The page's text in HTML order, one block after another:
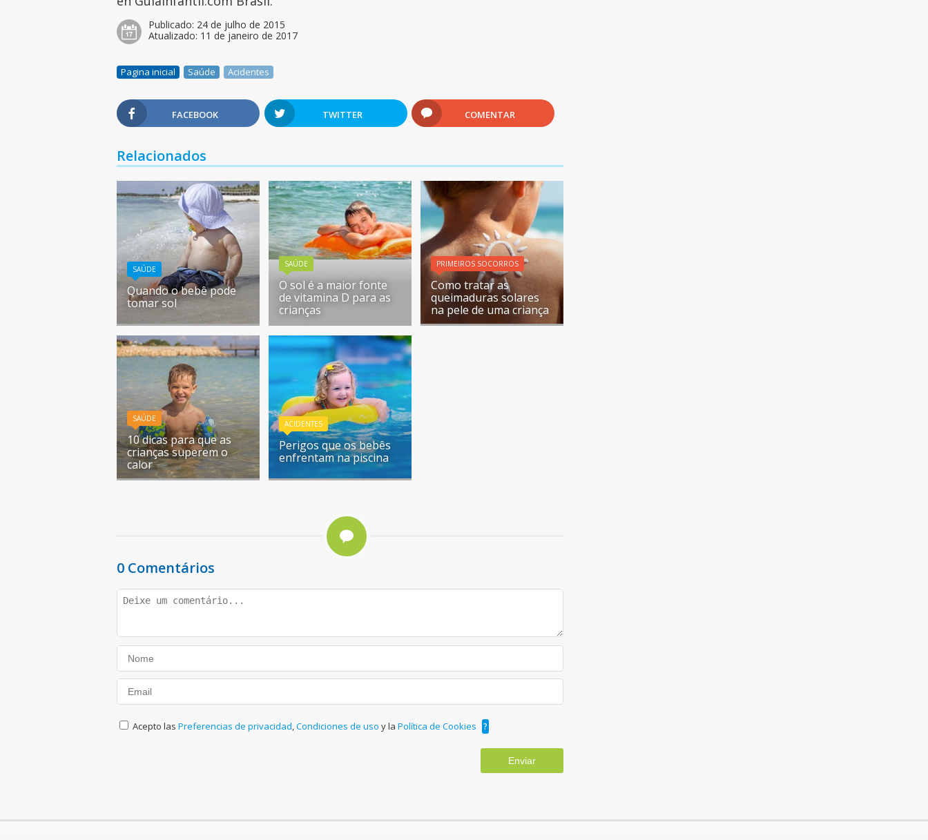
Publicado: 24 de julho de 2015
Atualizado: 11 de janeiro de 2017
Pagina inicial Saúde Acidentes
FACEBOOK TWITTER COMENTAR
Relacionados
SAÚDE
Quando o bebê pode
tomar sol
SAÚDE
O sol é a maior fonte
de vitamina D para as
crianças
PRIMEIROS SOCORROS
Como tratar as
queimaduras solares
na pele de uma criança
SAÚDE
10 dicas para que as
crianças superem o
calor
ACIDENTES
Perigos que os bebês
enfrentam na piscina
0 Comentários
Acepto lasPreferencias de privacidad ,Condiciones de usoy laPolítica de Cookies ?
Enviar